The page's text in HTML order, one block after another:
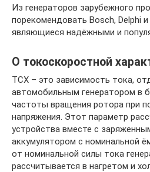
Из генераторов зарубежного
порекомендовать Bosch, Delphi
являющиеся надёжными и
О токоскоростной
ТСХ – это зависимость тока,
автомобильным генератором в
частоты вращения ротора при
напряжения. Этот параметр
устройства вместе с
аккумулятором с номинальной
от номинальной силы тока
рассчитывается в нагретом и